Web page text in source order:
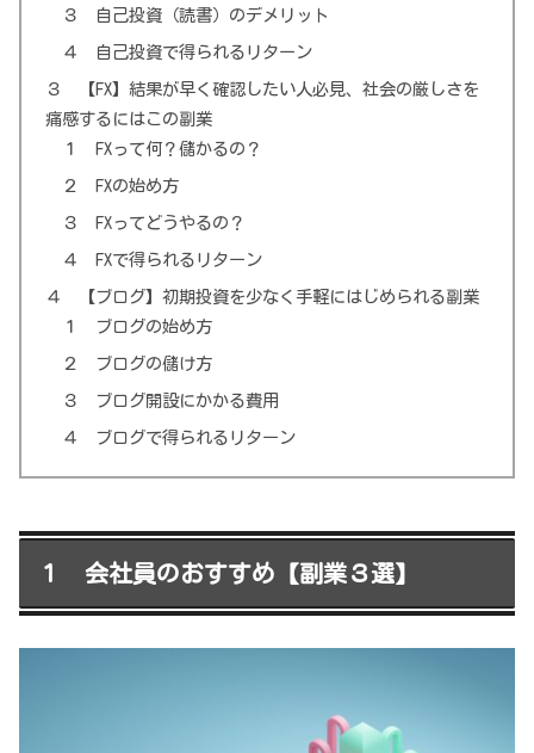
３ 自己投資（読書）のデメリット
４ 自己投資で得られるリターン
３ 【FX】結果が早く確認したい人必見、社会の厳しさを
痛感するにはこの副業
１ FXって何？儲かるの？
２ FXの始め方
３ FXってどうやるの？
４ FXで得られるリターン
４ 【ブログ】初期投資を少なく手軽にはじめられる副業
１ ブログの始め方
２ ブログの儲け方
３ ブログ開設にかかる費用
４ ブログで得られるリターン
１ 会社員のおすすめ【副業３選】